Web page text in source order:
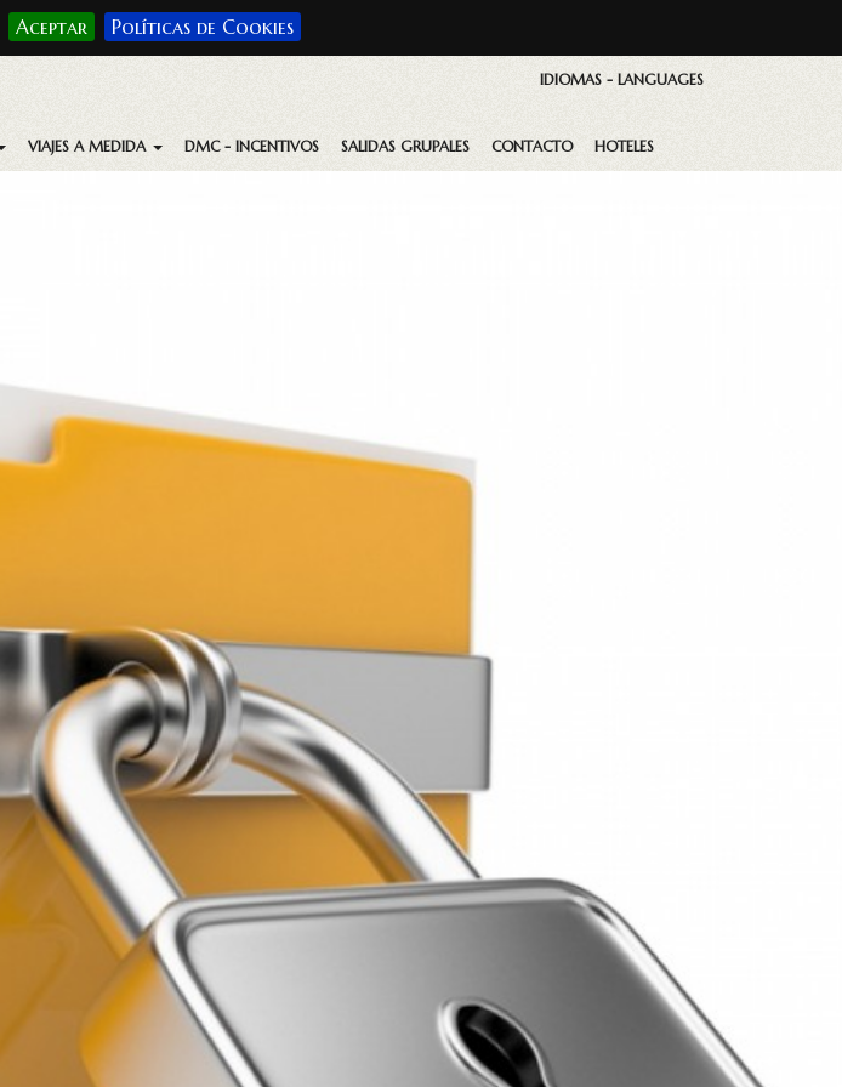
Aceptar Políticas de Cookies
IDIOMAS - LANGUAGES
VIAJES A MEDIDA DMC - INCENTIVOS SALIDAS GRUPALES CONTACTO HOTELES